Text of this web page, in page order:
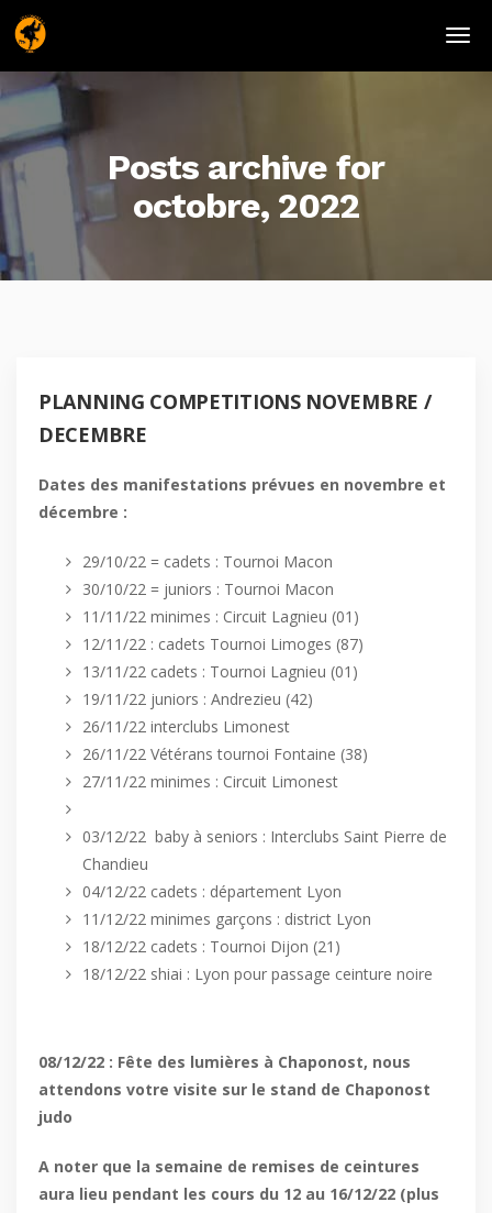
Posts archive for
octobre, 2022
PLANNING COMPETITIONS NOVEMBRE /
DECEMBRE
Dates des manifestations prévues en novembre et
décembre :
29/10/22 = cadets : Tournoi Macon
30/10/22 = juniors : Tournoi Macon
11/11/22 minimes : Circuit Lagnieu (01)
12/11/22 : cadets Tournoi Limoges (87)
13/11/22 cadets : Tournoi Lagnieu (01)
19/11/22 juniors : Andrezieu (42)
26/11/22 interclubs Limonest
26/11/22 Vétérans tournoi Fontaine (38)
27/11/22 minimes : Circuit Limonest
03/12/22 baby à seniors : Interclubs Saint Pierre de
Chandieu
04/12/22 cadets : département Lyon
11/12/22 minimes garçons : district Lyon
18/12/22 cadets : Tournoi Dijon (21)
18/12/22 shiai : Lyon pour passage ceinture noire
08/12/22 : Fête des lumières à Chaponost, nous
attendons votre visite sur le stand de Chaponost
judo
A noter que la semaine de remises de ceintures
aura lieu pendant les cours du 12 au 16/12/22 (plus